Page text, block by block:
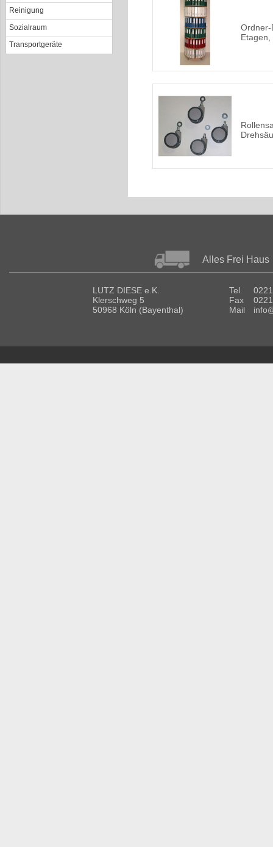
Reinigung
Sozialraum
Transportgeräte
Ordner-
Alles Frei Haus
LUTZ DIESE e.K.
Klerschweg 5
50968 Köln (Bayenthal)
Tel
Fax
Mail